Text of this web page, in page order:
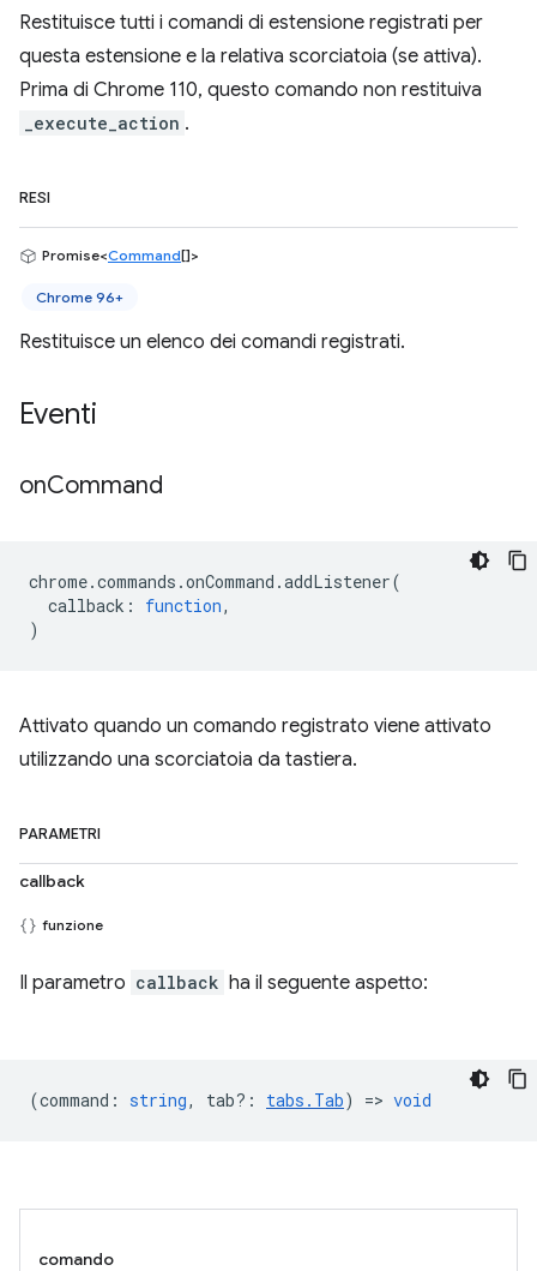
Restituisce tutti i comandi di estensione registrati per
questa estensione e la relativa scorciatoia (se attiva).
Prima di Chrome 110, questo comando non restituiva
_execute_action .
RESI
Promise<Command[]>
Chrome 96+
Restituisce un elenco dei comandi registrati.
Eventi
onCommand
chrome.commands .onCommand .addListener(
callback : function,
)
Attivato quando un comando registrato viene attivato
utilizzando una scorciatoia da tastiera.
PARAMETRI
callback
funzione
Il parametro callback ha il seguente aspetto:
(command : string, tab? : tabs.Tab) => void
comando